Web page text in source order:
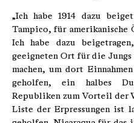
„Ich habe 1914 dazu
Tampico, für amerikanische
Ich habe dazu
geeigneten Ort für die
machen, um dort
geholfen, ein halbes
Republiken zum Vorteil der
Liste der Erpressungen ist